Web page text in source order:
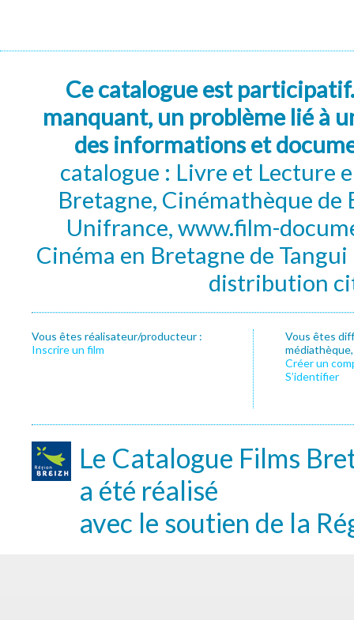
Ce catalogue est
manquant, un problème lié à
des informations et
catalogue : Livre et Lecture
Bretagne, Cinémathèque de
Unifrance, www.film-
Cinéma en Bretagne de
distribution
Vous êtes réalisateur/producteur :
Inscrire un film
Vous êtes
Créer un
S’identifier
Le Catalogue Films
a été réalisé
avec le soutien de la